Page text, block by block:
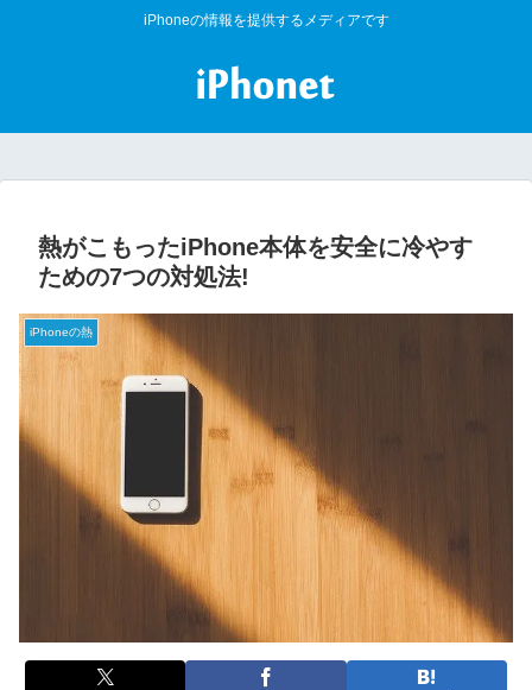
iPhoneの情報を提供するメディアです
熱がこもったiPhone本体を安全に冷やす
ための7つの対処法!
iPhoneの熱